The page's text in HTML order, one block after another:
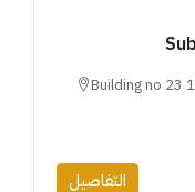
Building no 23
التفاصيل